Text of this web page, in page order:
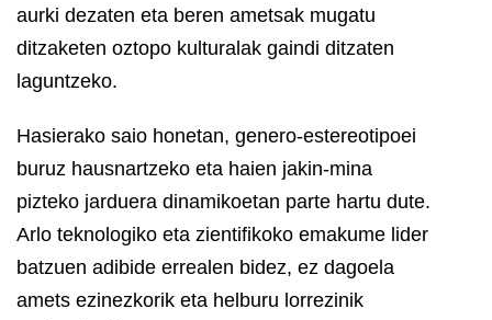
aurki dezaten eta beren ametsak mugatu
ditzaketen oztopo kulturalak gaindi ditzaten
laguntzeko.
Hasierako saio honetan, genero-estereotipoei
buruz hausnartzeko eta haien jakin-mina
pizteko jarduera dinamikoetan parte hartu dute.
Arlo teknologiko eta zientifikoko emakume lider
batzuen adibide errealen bidez, ez dagoela
amets ezinezkorik eta helburu lorrezinik